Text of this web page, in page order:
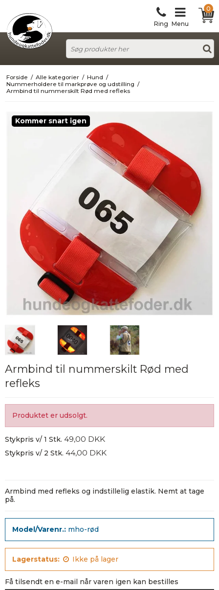
Ring Menu
0
Forside / Alle kategorier / Hund /
Nummerholdere til markprøve og udstilling /
Armbind til nummerskilt Rød med refleks
Kommer snart igen
Armbind til nummerskilt Rød med
refleks
Produktet er udsolgt.
Stykpris v/ 1 Stk. 49,00 DKK
Stykpris v/ 2 Stk. 44,00 DKK
Armbind med refleks og indstillelig elastik. Nemt at tage
på.
Model/Varenr.: mho-rød
Lagerstatus: Ikke på lager
Få tilsendt en e-mail når varen igen kan bestilles